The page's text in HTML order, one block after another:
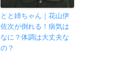
とと姉ちゃん｜花山伊
佐次が倒れる！病気は
なに？体調は大丈夫な
の？